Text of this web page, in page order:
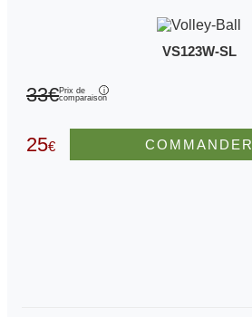
VS123W-SL
33€Prix de
comparaison
25€ COMMANDER